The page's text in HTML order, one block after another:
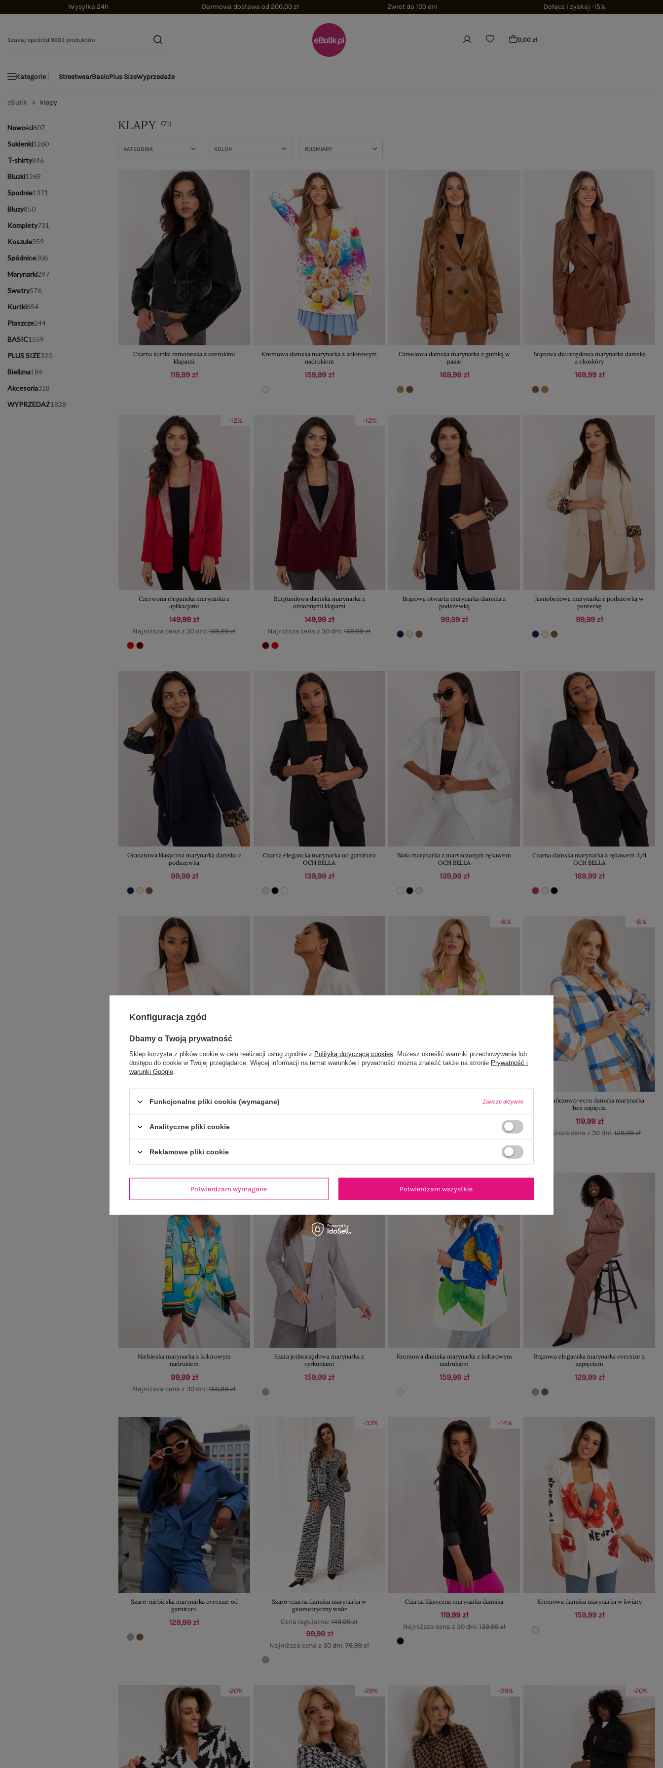
Wysyłka 24h Darmowa dostawa od 200,00 zł Zwrot do 100 dni Dołącz i zyskaj -15%
0,00 zł
Kategorie StreetwearBasicPlus SizeWyprzedaże
eButik klapy
Nowości607
Sukienki1260
T-shirty846
Bluzki1269
Spodnie1371
Bluzy850
Komplety731
Koszule359
Spódnice306
Marynarki297
Swetry576
Kurtki654
Płaszcze244
BASIC1559
PLUS SIZE320
Bielizna184
Akcesoria318
WYPRZEDAŻ1828
KLAPY (71)
KATEGORIA KOLOR ROZMIARY
Czarna kurtka ramoneska z szerokimi
klapami
119,99 zł
Kremowa damska marynarka z kolorowym
nadrukiem
159,99 zł
Camelowa damska marynarka z gumką w
pasie
169,99 zł
Brązowa dwurzędowa marynarka damska
z ekoskóry
169,99 zł
-12%
Czerwona elegancka marynarka z
aplikacjami
149,99 zł
Najniższa cena z 30 dni:169,99 zł
-12%
Burgundowa damska marynarka z
ozdobnymi klapami
149,99 zł
Najniższa cena z 30 dni:169,99 zł
Brązowa otwarta marynarka damska z
podszewką
99,99 zł
Jasnobeżowa marynarka z podszewką w
panterkę
99,99 zł
Granatowa klasyczna marynarka damska z
podszewką
99,99 zł
Czarna elegancka marynarka od garnituru
OCH BELLA
139,99 zł
Biała marynarka z marszczonym rękawem
OCH BELLA
139,99 zł
Czarna damska marynarka z rękawem 3/4
OCH BELLA
169,99 zł
Jasnobeżowa elegancka marynarka z
marszczeniami OCH BELLA
Ecru marynarka z podszewką OCH BELLA
-8%
Limonkowo-ecru marynarka z
129,99 zł
-8%
Pomarańczowo-ecru damska marynarka
bez zapięcia
119,99 zł
Najniższa cena z 30 dni:129,99 zł
-38%
Niebieska marynarka z kolorowym
nadrukiem
99,99 zł
Najniższa cena z 30 dni:159,99 zł
Szara jednorzędowa marynarka z
cyrkoniami
159,99 zł
Kremowa damska marynarka z kolorowym
nadrukiem
159,99 zł
Brązowa elegancka marynarka oversize z
zapięciem
129,99 zł
Szaro-niebieska marynarka oversize od
garnituru
129,99 zł
-33%
Szaro-czarna damska marynarka w
geometryczny wzór
99,99 zł
Najniższa cena z 30 dni:79,99 zł
Cena regularna:149,99 zł
-14%
Czarna klasyczna marynarka damska
119,99 zł
Najniższa cena z 30 dni:139,99 zł
Kremowa damska marynarka w kwiaty
159,99 zł
-20% -29% -29% -20%
Konfiguracja zgód
Dbamy o Twoją prywatność
Sklep korzysta z plików cookie w celu realizacji usług zgodnie z Polityką dotyczącą cookies . Możesz określić warunki przechowywania lub
dostępu do cookie w Twojej przeglądarce. Więcej informacji na temat warunków i prywatności można znaleźć także na stronie Prywatność i
warunki Google
Funkcjonalne pliki cookie (wymagane) Zawsze aktywne
Analityczne pliki cookie
Reklamowe pliki cookie
Potwierdzam wymagane Potwierdzam wszystkie